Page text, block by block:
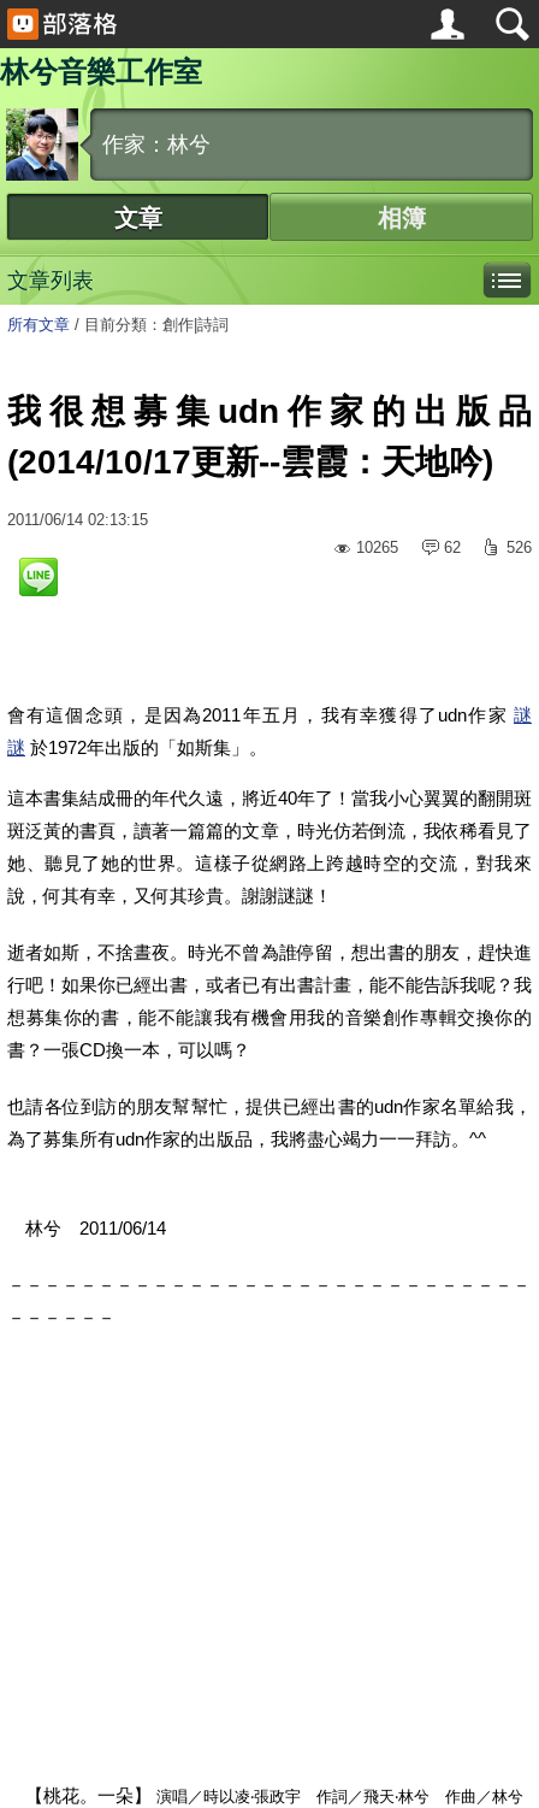
林兮音樂工作室
作家：林兮
文章 相簿
文章列表
所有文章 / 目前分類：創作|詩詞
我很想募集udn作家的出版品
(2014/10/17更新--雲霞：天地吟)
2011/06/14 02:13:15
10265
62 526
會有這個念頭，是因為2011年五月，我有幸獲得了udn作家 謎
謎 於1972年出版的「如斯集」。
這本書集結成冊的年代久遠，將近40年了！當我小心翼翼的翻開斑
斑泛黃的書頁，讀著一篇篇的文章，時光仿若倒流，我依稀看見了
她、聽見了她的世界。這樣子從網路上跨越時空的交流，對我來
說，何其有幸，又何其珍貴。謝謝謎謎！
逝者如斯，不捨晝夜。時光不曾為誰停留，想出書的朋友，趕快進
行吧！如果你已經出書，或者已有出書計畫，能不能告訴我呢？我
想募集你的書，能不能讓我有機會用我的音樂創作專輯交換你的
書？一張CD換一本，可以嗎？
也請各位到訪的朋友幫幫忙，提供已經出書的udn作家名單給我，
為了募集所有udn作家的出版品，我將盡心竭力一一拜訪。^^
林兮 2011/06/14
－－－－－－－－－－－－－－－－－－－－－－－－－－－－－
－－－－－－
【桃花。一朵】 演唱／時以凌‧張政宇 作詞／飛天‧林兮 作曲／林兮